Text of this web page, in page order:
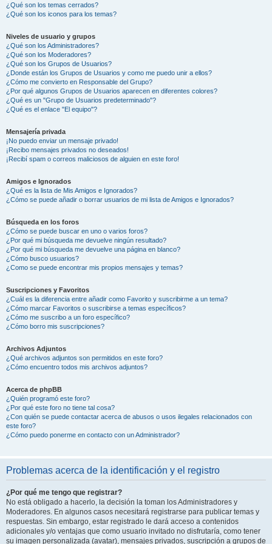
¿Qué son los temas cerrados?
¿Qué son los iconos para los temas?
Niveles de usuario y grupos
¿Qué son los Administradores?
¿Qué son los Moderadores?
¿Qué son los Grupos de Usuarios?
¿Donde están los Grupos de Usuarios y como me puedo unir a ellos?
¿Cómo me convierto en Responsable del Grupo?
¿Por qué algunos Grupos de Usuarios aparecen en diferentes colores?
¿Qué es un "Grupo de Usuarios predeterminado"?
¿Qué es el enlace "El equipo"?
Mensajería privada
¡No puedo enviar un mensaje privado!
¡Recibo mensajes privados no deseados!
¡Recibí spam o correos maliciosos de alguien en este foro!
Amigos e Ignorados
¿Qué es la lista de Mis Amigos e Ignorados?
¿Cómo se puede añadir o borrar usuarios de mi lista de Amigos e Ignorados?
Búsqueda en los foros
¿Cómo se puede buscar en uno o varios foros?
¿Por qué mi búsqueda me devuelve ningún resultado?
¿Por qué mi búsqueda me devuelve una página en blanco?
¿Cómo busco usuarios?
¿Como se puede encontrar mis propios mensajes y temas?
Suscripciones y Favoritos
¿Cuál es la diferencia entre añadir como Favorito y suscribirme a un tema?
¿Cómo marcar Favoritos o suscribirse a temas específicos?
¿Cómo me suscribo a un foro específico?
¿Cómo borro mis suscripciones?
Archivos Adjuntos
¿Qué archivos adjuntos son permitidos en este foro?
¿Cómo encuentro todos mis archivos adjuntos?
Acerca de phpBB
¿Quién programó este foro?
¿Por qué este foro no tiene tal cosa?
¿Con quién se puede contactar acerca de abusos o usos ilegales relacionados con
este foro?
¿Cómo puedo ponerme en contacto con un Administrador?
Problemas acerca de la identificación y el registro
¿Por qué me tengo que registrar?
No está obligado a hacerlo, la decisión la toman los Administradores y
Moderadores. En algunos casos necesitará registrarse para publicar temas y
respuestas. Sin embargo, estar registrado le dará acceso a contenidos
adicionales y/o ventajas que como usuario invitado no disfrutaría, como tener
su imagen personalizada (avatar), mensajes privados, suscripción a grupos de